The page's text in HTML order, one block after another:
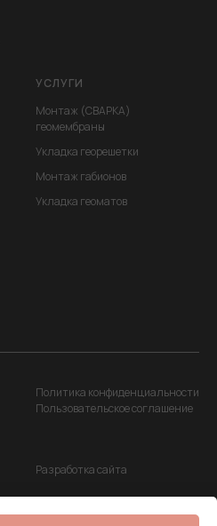
УСЛУГИ
Монтаж (СВАРКА)
геомембраны
Укладка георешетки
Монтаж габионов
Укладка геоматов
Политика конфиденциальности
Пользовательское соглашение
Разработка сайта